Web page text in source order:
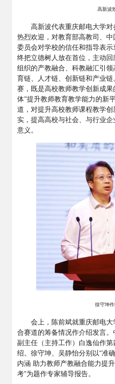
高新波
高新波代表重庆邮电大学
热烈欢迎，对教育部高教司、
委员会对学校的信任和指导表
终把立德树人放在首位，主动
组织的产教融合、科教融汇引
育链、人才链、创新链和产业
赛，既是高校教师教学创新成
体”提升教师教育教学能力的新
道，对提升高校教师课程教学
实，提高高校与社会、与行业
意义。
徐守坤
会上，陈前斌就重庆邮电
合赛道的筹备情况作介绍发言
副主任（主持工作）白逸仙作
绍。徐守坤、吴静怡分别以“准
内涵 助力教师产教融合能力提
考”为题作专家辅导报告。